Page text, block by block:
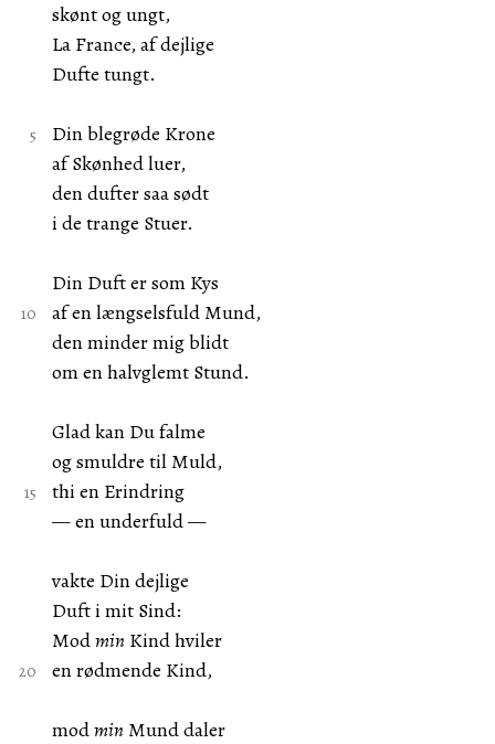
skønt og ungt,
La France, af dejlige
Dufte tungt.
Din blegrøde Krone
af Skønhed luer,
den dufter saa sødt
i de trange Stuer.
Din Duft er som Kys
af en længselsfuld Mund,
den minder mig blidt
om en halvglemt Stund.
Glad kan Du falme
og smuldre til Muld,
thi en Erindring
— en underfuld —
vakte Din dejlige
Duft i mit Sind:
Modmin Kind hviler
en rødmende Kind,
modmin Mund daler